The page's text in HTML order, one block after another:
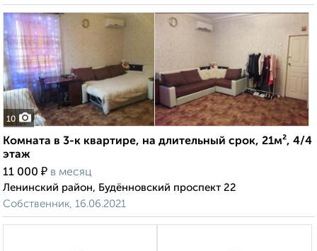
10
Комната в 3-к квартире, на длительный срок, 21м², 4/4
этаж
11 000 ₽ в месяц
Ленинский район, Будённовский проспект 22
Собственник, 16.06.2021